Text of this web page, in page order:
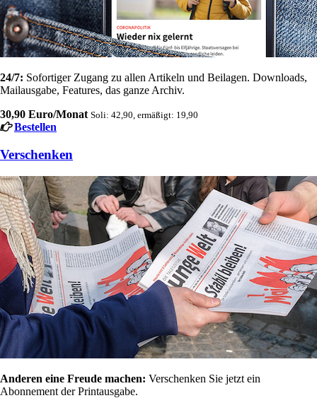
24/7: Sofortiger Zugang zu allen Artikeln und Beilagen. Downloads,
Mailausgabe, Features, das ganze Archiv.
30,90 Euro/Monat Soli: 42,90, ermäßigt: 19,90
Bestellen
Verschenken
Anderen eine Freude machen: Verschenken Sie jetzt ein
Abonnement der Printausgabe.